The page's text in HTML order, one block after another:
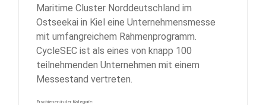
Maritime Cluster Norddeutschland im
Ostseekai in Kiel eine Unternehmensmesse
mit umfangreichem Rahmenprogramm.
CycleSEC ist als eines von knapp 100
teilnehmenden Unternehmen mit einem
Messestand vertreten.
Erschienen in der Kategorie: